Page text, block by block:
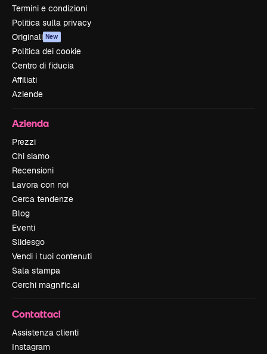
Termini e condizioni
Politica sulla privacy
Originali New
Politica dei cookie
Centro di fiducia
Affiliati
Aziende
Azienda
Prezzi
Chi siamo
Recensioni
Lavora con noi
Cerca tendenze
Blog
Eventi
Slidesgo
Vendi i tuoi contenuti
Sala stampa
Cerchi magnific.ai
Contattaci
Assistenza clienti
Instagram